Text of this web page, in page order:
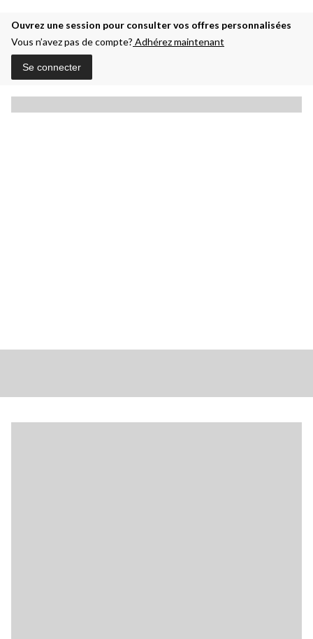
Ouvrez une session pour consulter vos offres personnalisées
Vous n’avez pas de compte? Adhérez maintenant
Se connecter